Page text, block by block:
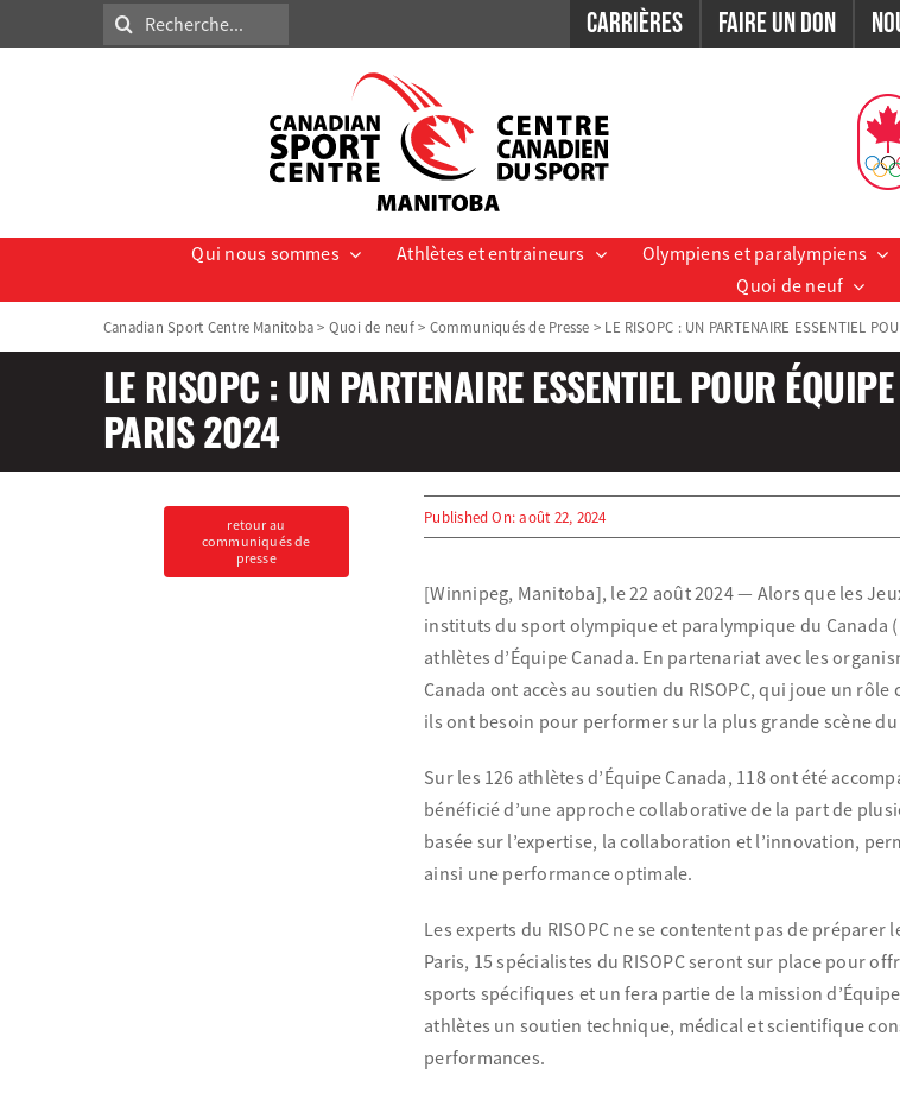
to
Search
for:
Carrières Faire un don
Qui nous sommes Athlètes et entraineurs Olympiens et paralympiens
Quoi de neuf
Canadian Sport Centre Manitoba> Quoi de neuf> Communiqués de Presse > LE RISOPC : UN PARTENAIRE ESSENTIEL
LE RISOPC : UN PARTENAIRE ESSENTIEL POUR
PARIS 2024
retour au
communiqués de
presse
Published On: août 22, 2024
[Winnipeg, Manitoba], le 22 août 2024 — Alors que les
instituts du sport olympique et paralympique du Canada
athlètes d’Équipe Canada. En partenariat avec les
Canada ont accès au soutien du RISOPC, qui joue un
ils ont besoin pour performer sur la plus grande scène
Sur les 126 athlètes d’Équipe Canada, 118 ont été
bénéficié d’une approche collaborative de la part de
basée sur l’expertise, la collaboration et l’innovation,
ainsi une performance optimale.
Les experts du RISOPC ne se contentent pas de
Paris, 15 spécialistes du RISOPC seront sur place pour
sports spécifiques et un fera partie de la mission
athlètes un soutien technique, médical et scientifique
performances.